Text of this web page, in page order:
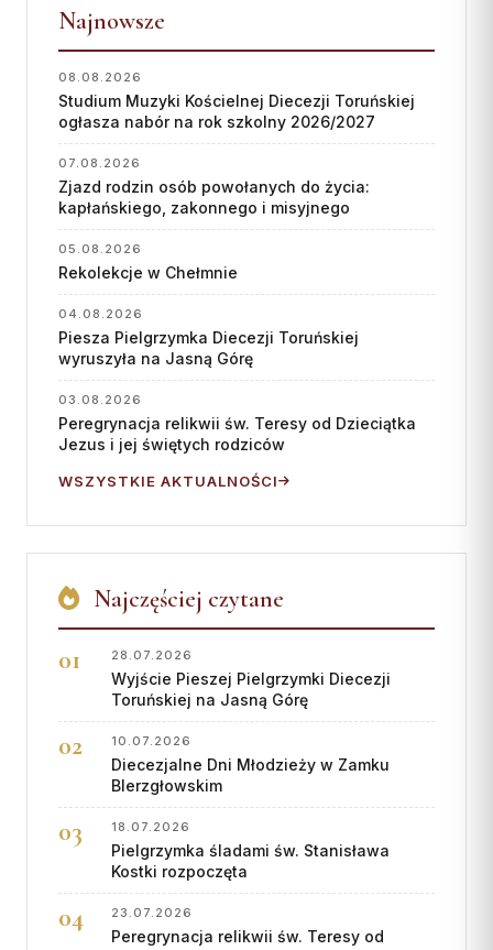
Najnowsze
08.08.2026
Studium Muzyki Kościelnej Diecezji Toruńskiej
ogłasza nabór na rok szkolny 2026/2027
07.08.2026
Zjazd rodzin osób powołanych do życia:
kapłańskiego, zakonnego i misyjnego
05.08.2026
Rekolekcje w Chełmnie
04.08.2026
Piesza Pielgrzymka Diecezji Toruńskiej
wyruszyła na Jasną Górę
03.08.2026
Peregrynacja relikwii św. Teresy od Dzieciątka
Jezus i jej świętych rodziców
WSZYSTKIE AKTUALNOŚCI
Najczęściej czytane
28.07.2026
Wyjście Pieszej Pielgrzymki Diecezji
Toruńskiej na Jasną Górę
10.07.2026
Diecezjalne Dni Młodzieży w Zamku
BIerzgłowskim
18.07.2026
Pielgrzymka śladami św. Stanisława
Kostki rozpoczęta
23.07.2026
Peregrynacja relikwii św. Teresy od